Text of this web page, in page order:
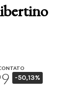
-50,13%